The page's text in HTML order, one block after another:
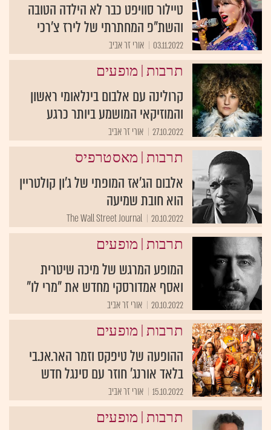
טיילור סוויפט כבר לא הילדה הטובה
והשת"פ המחתרתי של לירז צ'רכי
03.11.2022 אורי זר אביב
תרבות | מופעים
קרולינה עם אלבום בינלאומי ראשון
והמוזיקאי המושמע ביותר כרגע
27.10.2022 אורי זר אביב
תרבות | מאסטרפיס
אלבום הג'אז המופתי של ג'ון קולטריין
הוא חובת שמיעה
20.10.2022
The Wall Street Journal
תרבות | מופעים
המופע המרגש של מיכה שיטרית
ואסף אמדורסקי מחדש את "מרי לו"
20.10.2022 אורי זר אביב
תרבות | מופעים
ההופעה של טיפקס וזמר האר.אנ.בי
בלאד אורנג' חוזר עם סינגל חדש
15.10.2022 אורי זר אביב
תרבות | מופעים